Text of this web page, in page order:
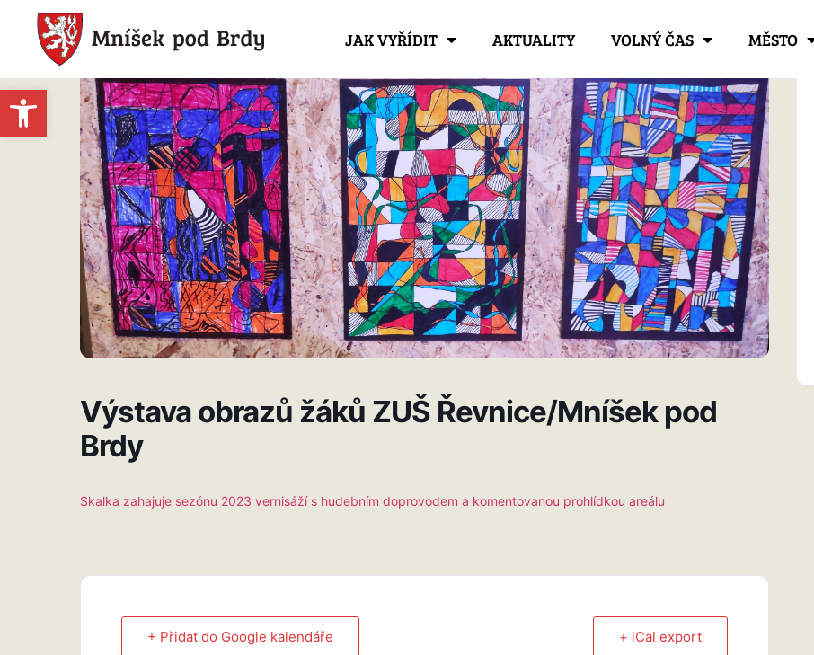
Open toolbar
JAK VYŘÍDIT AKTUALITY VOLNÝ ČAS MĚSTO
Výstava obrazů žáků ZUŠ Řevnice/Mníšek pod
Brdy
Skalka zahajuje sezónu 2023 vernisáží s hudebním doprovodem a komentovanou prohlídkou areálu
+ Přidat do Google kalendáře + iCal export